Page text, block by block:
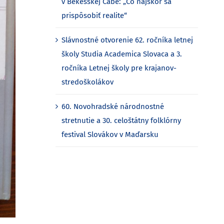
prispôsobiť realite“
Slávnostné otvorenie 62. ročníka letnej
školy Studia Academica Slovaca a 3.
ročníka Letnej školy pre krajanov-
stredoškolákov
60. Novohradské národnostné
stretnutie a 30. celoštátny folklórny
festival Slovákov v Maďarsku